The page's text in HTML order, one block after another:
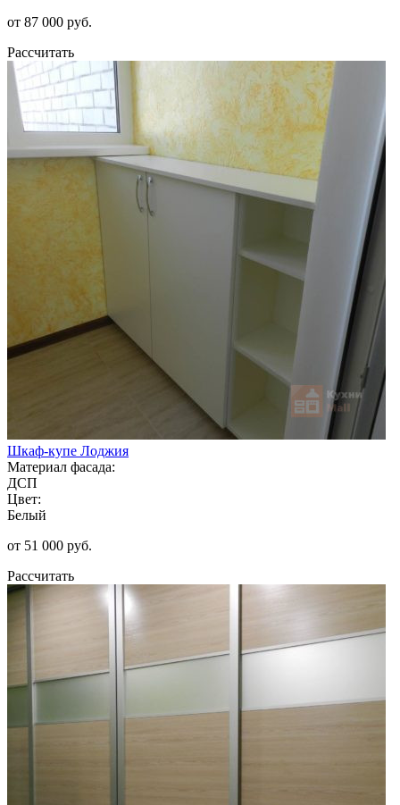
от 87 000 руб.
Рассчитать
Шкаф-купе Лоджия
Материал фасада:
ДСП
Цвет:
Белый
от 51 000 руб.
Рассчитать